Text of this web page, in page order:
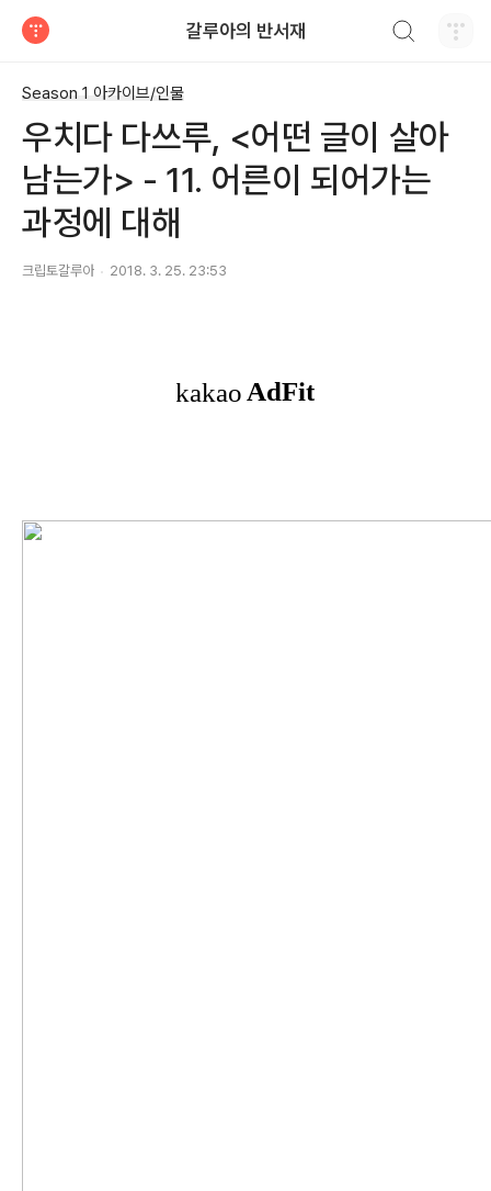
갈루아의 반서재
Season 1 아카이브/인물
우치다 다쓰루, <어떤 글이 살아
남는가> - 11. 어른이 되어가는
과정에 대해
크립토갈루아 2018. 3. 25. 23:53